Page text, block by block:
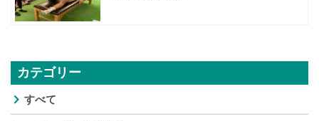
カテゴリー
すべて